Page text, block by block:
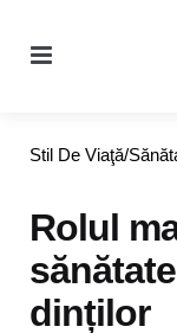
Categories
Stil De Viaţă/
Rolul
dinților